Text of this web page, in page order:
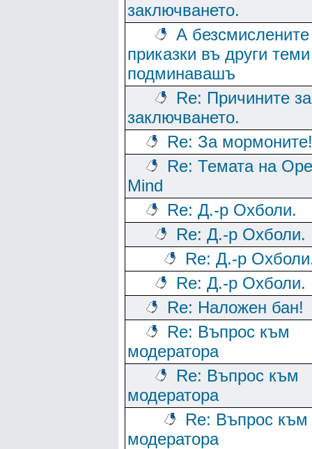
заключването.
А безсмислените
приказки въ други теми
подминавашъ
Re: Причините за
заключването.
Re: За мормоните!
Re: Темата на
Mind
Re: Д.-р Охболи.
Re: Д.-р Охболи.
Re: Д.-р
Re: Д.-р Охболи.
Re: Наложен бан!
Re: Въпрос към
модератора
Re: Въпрос към
модератора
Re: Въпрос към
модератора